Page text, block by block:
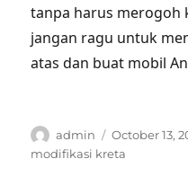
tanpa harus merogoh
jangan ragu untuk
atas dan buat mobil
Author
admin
Posted
on
October 13,
modifikasi kreta